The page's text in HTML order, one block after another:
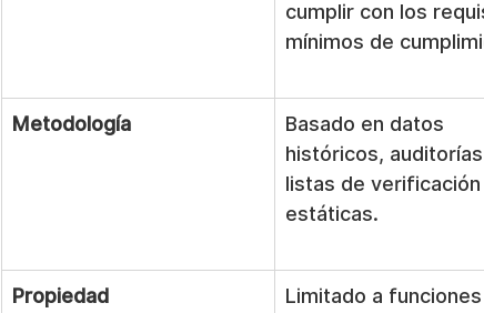
cumplir con los
mínimos de
Metodología
Basado en datos
históricos,
listas de verificación
estáticas.
Propiedad
Limitado a funciones